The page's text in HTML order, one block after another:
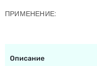
ПРИМЕНЕНИЕ
Описание